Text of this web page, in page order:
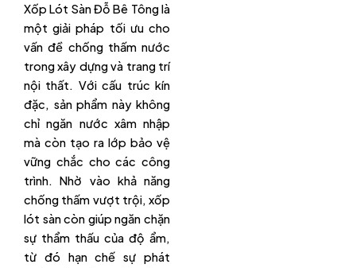
Xốp Lót Sàn Đỗ Bê Tông là
một giải pháp tối ưu cho
vấn đề chống thấm nước
trong xây dựng và trang trí
nội thất. Với cấu trúc kín
đặc, sản phẩm này không
chỉ ngăn nước xâm nhập
mà còn tạo ra lớp bảo vệ
vững chắc cho các công
trình. Nhờ vào khả năng
chống thấm vượt trội, xốp
lót sàn còn giúp ngăn chặn
sự thẩm thấu của độ ẩm,
từ đó hạn chế sự phát